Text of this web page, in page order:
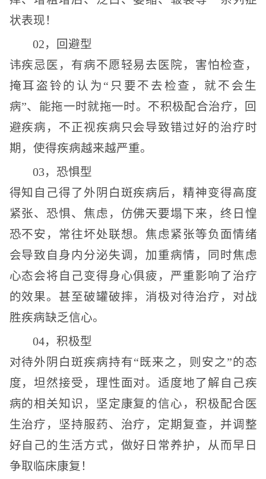
状表现！
02，回避型
讳疾忌医，有病不愿轻易去医院，害怕检查，
掩耳盗铃的认为“只要不去检查，就不会生
病”、能拖一时就拖一时。不积极配合治疗，回
避疾病，不正视疾病只会导致错过好的治疗时
期，使得疾病越来越严重。
03，恐惧型
得知自己得了外阴白斑疾病后，精神变得高度
紧张、恐惧、焦虑，仿佛天要塌下来，终日惶
恐不安，常往坏处联想。焦虑紧张等负面情绪
会导致自身内分泌失调，加重病情，同时焦虑
心态会将自己变得身心俱疲，严重影响了治疗
的效果。甚至破罐破摔，消极对待治疗，对战
胜疾病缺乏信心。
04，积极型
对待外阴白斑疾病持有“既来之，则安之”的态
度，坦然接受，理性面对。适度地了解自己疾
病的相关知识，坚定康复的信心，积极配合医
生治疗，坚持服药、治疗，定期复查，并调整
好自己的生活方式，做好日常养护，从而早日
争取临床康复！